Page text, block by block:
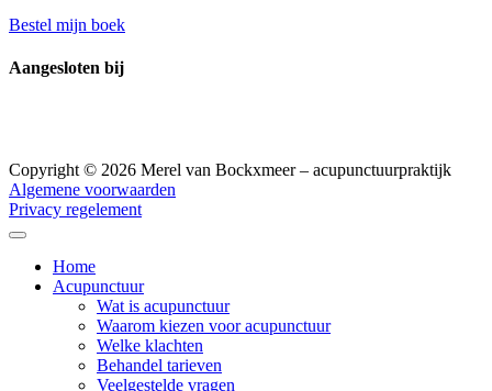
Bestel mijn boek
Aangesloten bij
Copyright © 2026 Merel van Bockxmeer – acupunctuurpraktijk
Algemene voorwaarden
Privacy regelement
Home
Acupunctuur
Wat is acupunctuur
Waarom kiezen voor acupunctuur
Welke klachten
Behandel tarieven
Veelgestelde vragen